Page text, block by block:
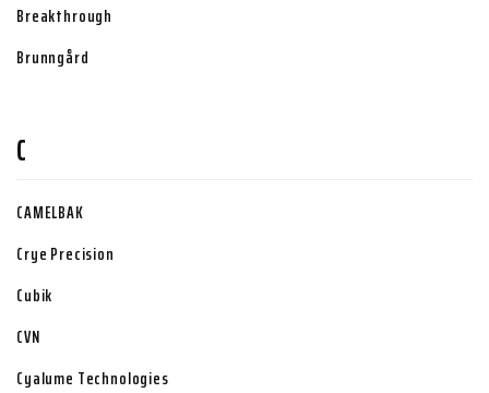
Breakthrough
Brunngård
C
CAMELBAK
Crye Precision
Cubik
CVN
Cyalume Technologies